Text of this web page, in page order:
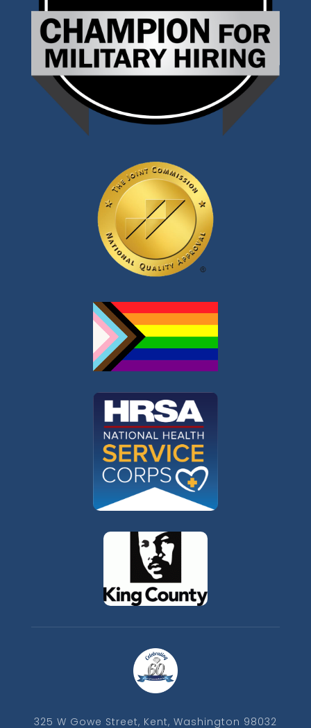
325 W Gowe Street, Kent, Washington 98032